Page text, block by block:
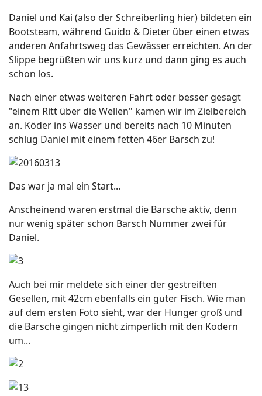
Daniel und Kai (also der Schreiberling hier) bildeten ein
Bootsteam, während Guido & Dieter über einen etwas
anderen Anfahrtsweg das Gewässer erreichten. An der
Slippe begrüßten wir uns kurz und dann ging es auch
schon los.
Nach einer etwas weiteren Fahrt oder besser gesagt
"einem Ritt über die Wellen" kamen wir im Zielbereich
an. Köder ins Wasser und bereits nach 10 Minuten
schlug Daniel mit einem fetten 46er Barsch zu!
Das war ja mal ein Start...
Anscheinend waren erstmal die Barsche aktiv, denn
nur wenig später schon Barsch Nummer zwei für
Daniel.
Auch bei mir meldete sich einer der gestreiften
Gesellen, mit 42cm ebenfalls ein guter Fisch. Wie man
auf dem ersten Foto sieht, war der Hunger groß und
die Barsche gingen nicht zimperlich mit den Ködern
um...